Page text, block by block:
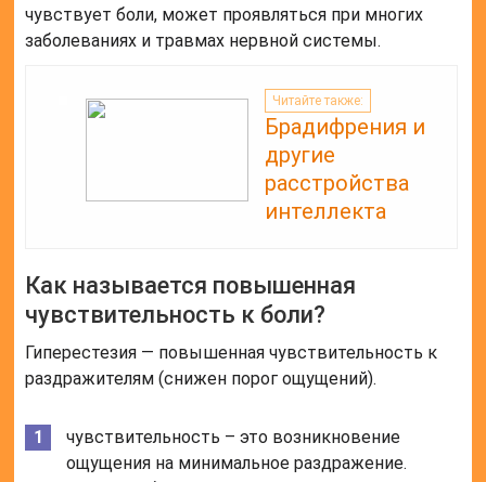
чувствует боли, может проявляться при многих
заболеваниях и травмах нервной системы.
Читайте также:
Брадифрения и
другие
расстройства
интеллекта
Как называется повышенная
чувствительность к боли?
Гиперестезия — повышенная чувствительность к
раздражителям (снижен порог ощущений).
чувствительность – это возникновение
ощущения на минимальное раздражение.